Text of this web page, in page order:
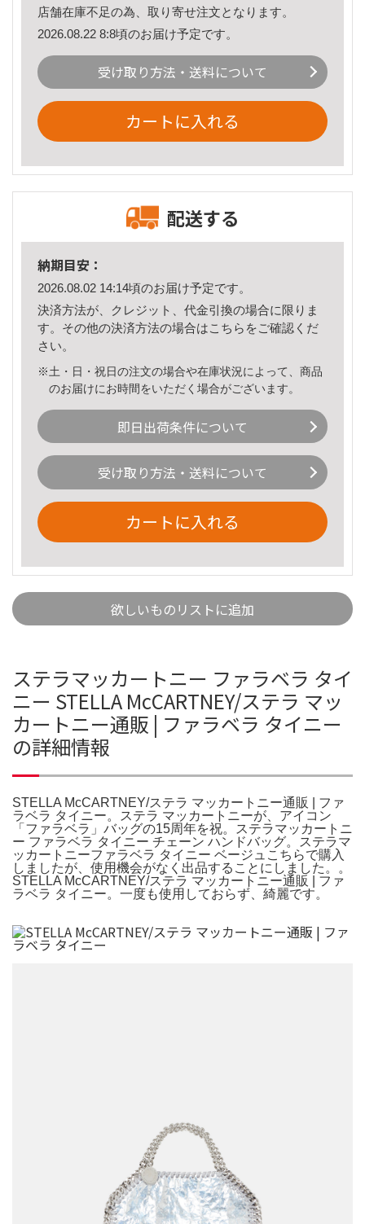
店舗在庫不足の為、取り寄せ注文となります。
2026.08.22 8:8頃のお届け予定です。
受け取り方法・送料について
カートに入れる
配送する
納期目安：
2026.08.02 14:14頃のお届け予定です。
決済方法が、クレジット、代金引換の場合に限りま
す。その他の決済方法の場合はこちら をご確認くだ
さい。
※土・日・祝日の注文の場合や在庫状況によって、商品
のお届けにお時間をいただく場合がございます。
即日出荷条件について
受け取り方法・送料について
カートに入れる
欲しいものリストに追加
ステラマッカートニー ファラベラ タイ
ニー STELLA McCARTNEY/ステラ マッ
カートニー通販 | ファラベラ タイニー
の詳細情報
STELLA McCARTNEY/ステラ マッカートニー通販 | ファ
ラベラ タイニー。ステラ マッカートニーが、アイコン
「ファラベラ」バッグの15周年を祝。ステラマッカートニ
ー ファラベラ タイニー チェーン ハンドバッグ。ステラマ
ッカートニーファラベラ タイニー ベージュこちらで購入
しましたが、使用機会がなく出品することにしました。。
STELLA McCARTNEY/ステラ マッカートニー通販 | ファ
ラベラ タイニー。一度も使用しておらず、綺麗です。